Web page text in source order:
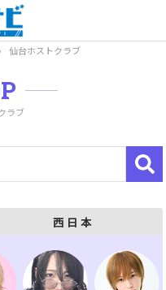
仙台ホストクラブ
ラブ
西日本